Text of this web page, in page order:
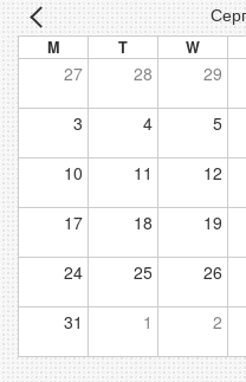
M T W
27 28 29
3 4 5
10 11 12
17 18 19
24 25 26
31 1 2